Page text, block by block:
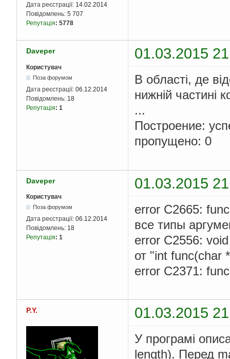
Дата реєстрації: 14.02.2014
Повідомлень: 5 707
Репутація: 5778
Daveper 01.03.2015
Користувач
Поза форумом
Дата реєстрації: 06.12.2014
Повідомлень: 18
Репутація: 1
В області, де
нижній частині
...
Построение:
пропущено: 0
Daveper 01.03.2015
Користувач
Поза форумом
Дата реєстрації: 06.12.2014
Повідомлень: 18
Репутація: 1
error C2665:
все типы
error C2556:
от "int func(char
error C2371:
P.Y. 01.03.2015
У програмі
length). Перед